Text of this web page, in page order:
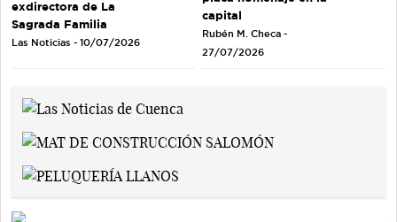
exdirectora de La
Sagrada Familia
Las Noticias - 10/07/2026
capital
Rubén M. Checa -
27/07/2026